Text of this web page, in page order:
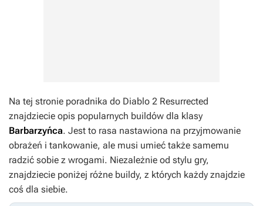
Na tej stronie poradnika do Diablo 2 Resurrected
znajdziecie opis popularnych buildów dla klasy
Barbarzyńca. Jest to rasa nastawiona na przyjmowanie
obrażeń i tankowanie, ale musi umieć także samemu
radzić sobie z wrogami. Niezależnie od stylu gry,
znajdziecie poniżej różne buildy, z których każdy znajdzie
coś dla siebie.